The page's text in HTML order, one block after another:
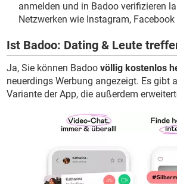
anmelden und in Badoo verifizieren
Netzwerken wie Instagram,
Ist Badoo: Dating & Leute
Ja, Sie können Badoo völlig kostenlos
neuerdings Werbung angezeigt. Es gibt
Variante der App, die außerdem